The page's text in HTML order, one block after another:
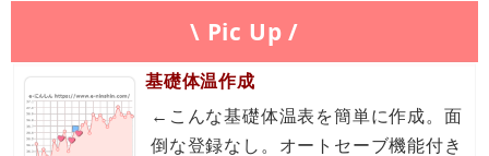
\ Pic Up /
基礎体温作成
←こんな基礎体温表を簡単に作成。面
倒な登録なし。オートセーブ機能付き